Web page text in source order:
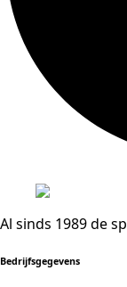
Al sinds 1989 de
Bedrijfsgegevens